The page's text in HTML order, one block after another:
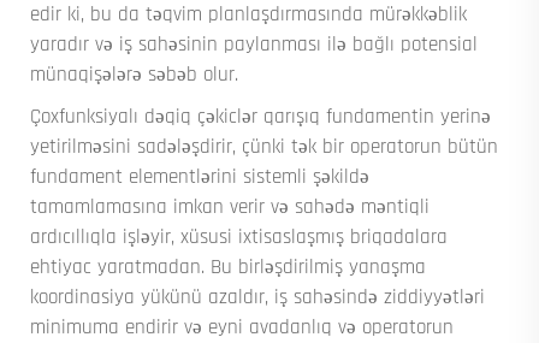
edir ki, bu da təqvim planlaşdırmasında mürəkkəblik
yaradır və iş sahəsinin paylanması ilə bağlı potensial
münaqişələrə səbəb olur.
Çoxfunksiyalı dəqiq çəkiclər qarışıq fundamentin yerinə
yetirilməsini sadələşdirir, çünki tək bir operatorun bütün
fundament elementlərini sistemli şəkildə
tamamlamasına imkan verir və sahədə məntiqli
ardıcıllıqla işləyir, xüsusi ixtisaslaşmış briqadalara
ehtiyac yaratmadan. Bu birləşdirilmiş yanaşma
koordinasiya yükünü azaldır, iş sahəsində ziddiyyətləri
minimuma endirir və eyni avadanlıq və operatorun